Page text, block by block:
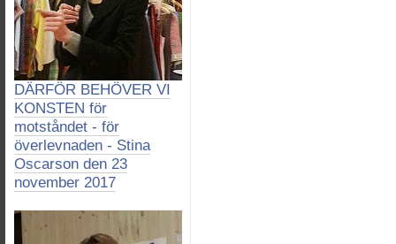
DÄRFÖR BEHÖVER VI
KONSTEN för
motståndet - för
överlevnaden - Stina
Oscarson den 23
november 2017